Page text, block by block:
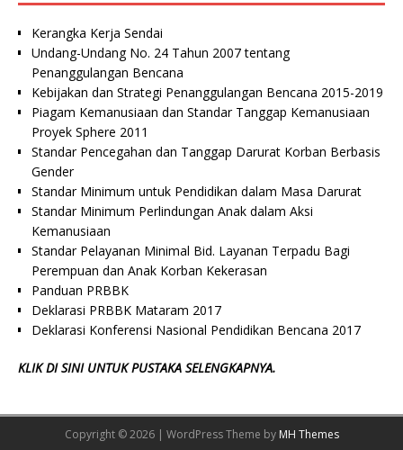
Kerangka Kerja Sendai
Undang-Undang No. 24 Tahun 2007 tentang
Penanggulangan Bencana
Kebijakan dan Strategi Penanggulangan Bencana 2015-2019
Piagam Kemanusiaan dan Standar Tanggap Kemanusiaan
Proyek Sphere 2011
Standar Pencegahan dan Tanggap Darurat Korban Berbasis
Gender
Standar Minimum untuk Pendidikan dalam Masa Darurat
Standar Minimum Perlindungan Anak dalam Aksi
Kemanusiaan
Standar Pelayanan Minimal Bid. Layanan Terpadu Bagi
Perempuan dan Anak Korban Kekerasan
Panduan PRBBK
Deklarasi PRBBK Mataram 2017
Deklarasi Konferensi Nasional Pendidikan Bencana 2017
KLIK DI SINI UNTUK PUSTAKA SELENGKAPNYA.
Copyright © 2026 | WordPress Theme by MH Themes